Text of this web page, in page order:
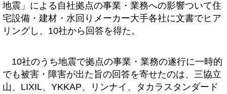
地震」による自社拠点の事業・業務への影響ついて住
宅設備・建材・水回りメーカー大手各社に文書でヒア
リングし、10社から回答を得た。
10社のうち地震で拠点の事業・業務の遂行に一時的
でも被害・障害が出た旨の回答を寄せたのは、三協立
山、LIXIL、YKKAP、リンナイ、タカラスタンダード